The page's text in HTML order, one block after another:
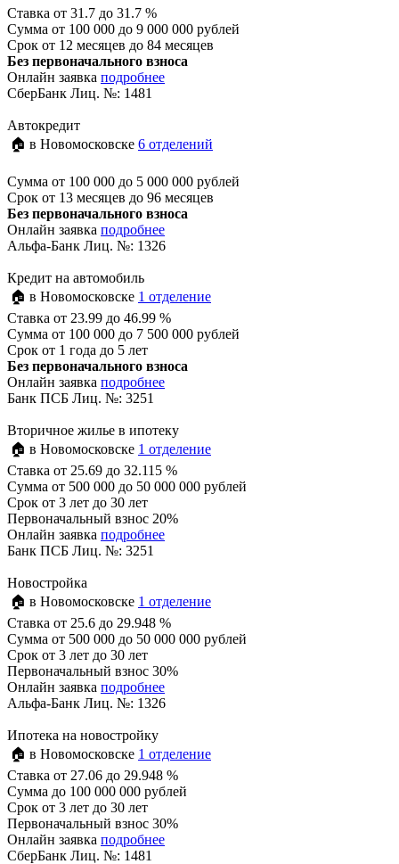
Ставка от 31.7 до 31.7 %
Сумма от 100 000 до 9 000 000 рублей
Срок от 12 месяцев до 84 месяцев
Без первоначального взноса
Онлайн заявка подробнее
СберБанк Лиц. №: 1481
Автокредит
🏠 в Новомосковске 6 отделений
Сумма от 100 000 до 5 000 000 рублей
Срок от 13 месяцев до 96 месяцев
Без первоначального взноса
Онлайн заявка подробнее
Альфа-Банк Лиц. №: 1326
Кредит на автомобиль
🏠 в Новомосковске 1 отделение
Ставка от 23.99 до 46.99 %
Сумма от 100 000 до 7 500 000 рублей
Срок от 1 года до 5 лет
Без первоначального взноса
Онлайн заявка подробнее
Банк ПСБ Лиц. №: 3251
Вторичное жилье в ипотеку
🏠 в Новомосковске 1 отделение
Ставка от 25.69 до 32.115 %
Сумма от 500 000 до 50 000 000 рублей
Срок от 3 лет до 30 лет
Первоначальный взнос 20%
Онлайн заявка подробнее
Банк ПСБ Лиц. №: 3251
Новостройка
🏠 в Новомосковске 1 отделение
Ставка от 25.6 до 29.948 %
Сумма от 500 000 до 50 000 000 рублей
Срок от 3 лет до 30 лет
Первоначальный взнос 30%
Онлайн заявка подробнее
Альфа-Банк Лиц. №: 1326
Ипотека на новостройку
🏠 в Новомосковске 1 отделение
Ставка от 27.06 до 29.948 %
Сумма до 100 000 000 рублей
Срок от 3 лет до 30 лет
Первоначальный взнос 30%
Онлайн заявка подробнее
СберБанк Лиц. №: 1481